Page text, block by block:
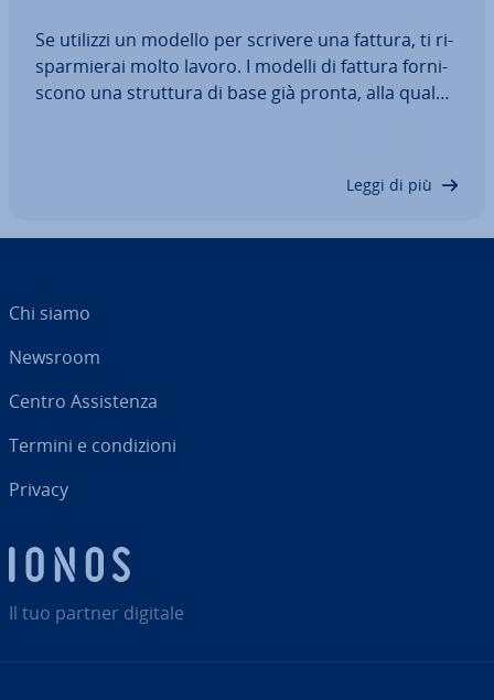
Se utilizzi un modello per scrivere una fattura, ti ri­
spar­mie­rai molto lavoro. I modelli di fattura for­ni­
sco­no una struttura di base già pronta, alla quale
Leggi di più
Il tuo partner digitale
Chi siamo
Newsroom
Centro As­si­sten­za
Termini e con­di­zio­ni
Privacy